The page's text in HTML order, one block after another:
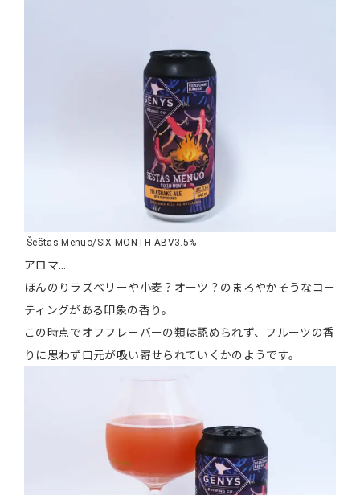
Šeštas Mėnuo/SIX MONTH ABV3.5%
アロマ…
ほんのりラズベリーや小麦？オーツ？のまろやかそうなコー
ティングがある印象の香り。
この時点でオフフレーバーの類は認められず、フルーツの香
りに思わず口元が吸い寄せられていくかのようです。